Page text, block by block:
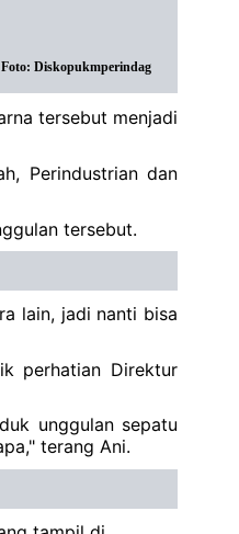
Diskopukmperindag
tersebut menjadi
Perindustrian dan
tersebut.
lain, jadi nanti bisa
perhatian Direktur
unggulan sepatu
terang Ani.